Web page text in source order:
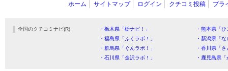
ホーム サイトマップ ログイン クチコミ投稿 プラ
全国のクチコミナビ(R) ・栃木県「栃ナビ！」
・熊本県「
・福島県「ふくラボ！」
・新潟県「
・群馬県「ぐんラボ！」
・香川県「
・石川県「金沢ラボ！」
・鹿児島県